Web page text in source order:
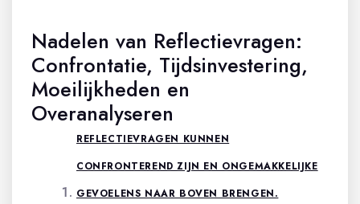
Nadelen van Reflectievragen:
Confrontatie, Tijdsinvestering,
Moeilijkheden en
Overanalyseren
REFLECTIEVRAGEN KUNNEN
CONFRONTEREND ZIJN EN ONGEMAKKELIJKE
GEVOELENS NAAR BOVEN BRENGEN.